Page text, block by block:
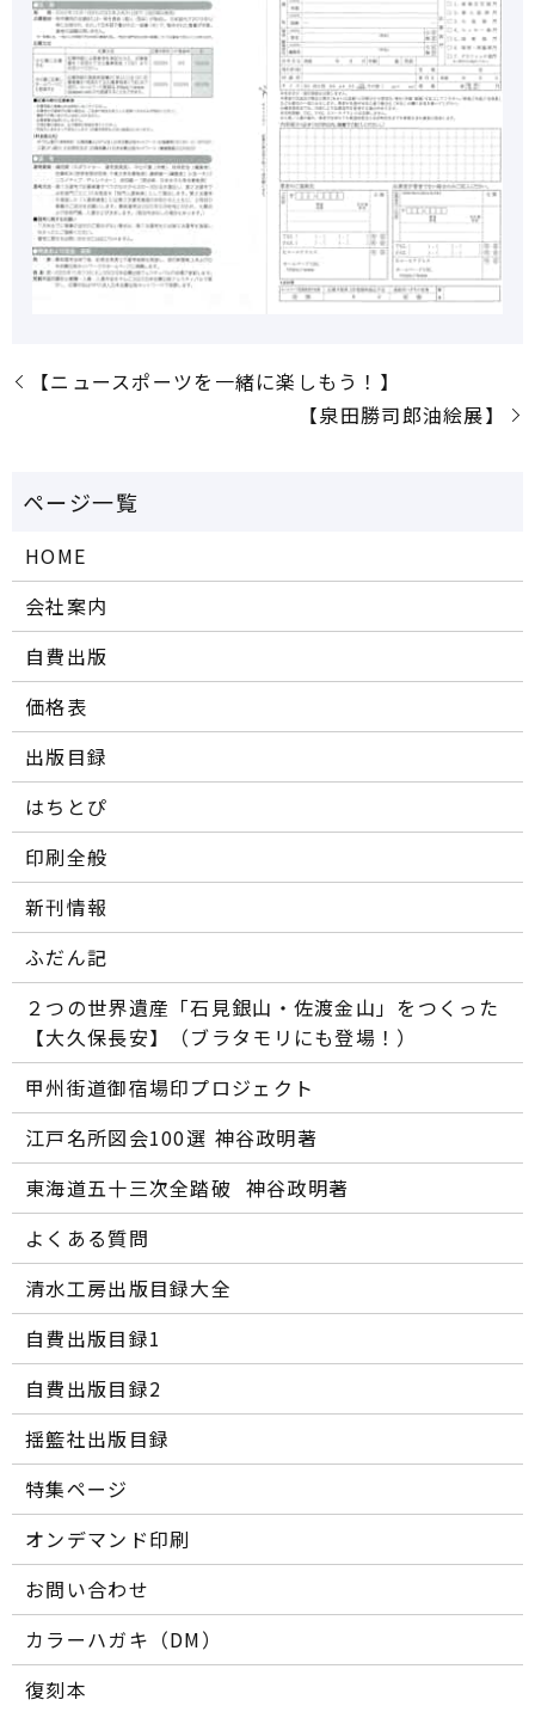
【ニュースポーツを一緒に楽しもう！】
【泉田勝司郎油絵展】
HOME
会社案内
自費出版
価格表
出版目録
はちとぴ
印刷全般
新刊情報
ふだん記
２つの世界遺産「石見銀山・佐渡金山」をつくった
【大久保長安】（ブラタモリにも登場！）
甲州街道御宿場印プロジェクト
江戸名所図会100選―― 神谷政明著
東海道五十三次全踏破 ―― 神谷政明著
よくある質問
清水工房出版目録大全
自費出版目録1
自費出版目録2
揺籃社出版目録
特集ページ
オンデマンド印刷
お問い合わせ
カラーハガキ（DM）
復刻本